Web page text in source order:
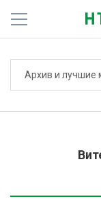
Архив и лучшие